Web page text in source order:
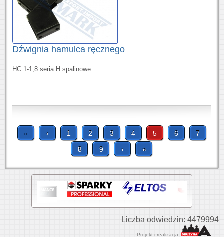
Dźwignia hamulca ręcznego
HC 1-1,8 seria H spalinowe
« ‹ 1 2 3 4 5 6
7
8
9 › »
Liczba odwiedzin: 4479994
Projekt i realizacja: